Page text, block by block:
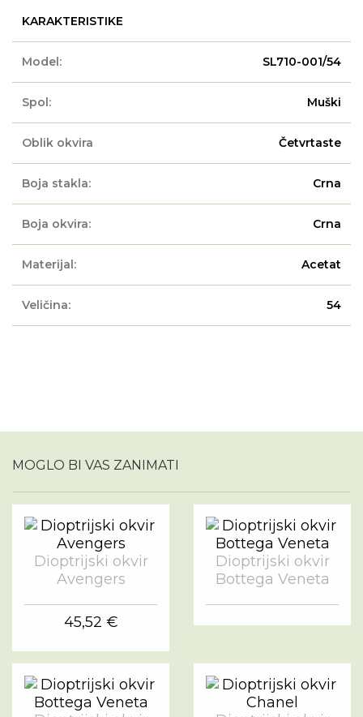
KARAKTERISTIKE
Model: SL710-001/54
Spol: Muški
Oblik okvira Četvrtaste
Boja stakla: Crna
Boja okvira: Crna
Materijal: Acetat
Veličina: 54
MOGLO BI VAS ZANIMATI
Dioptrijski okvir
Avengers
45,52 €
Dioptrijski okvir
Bottega Veneta